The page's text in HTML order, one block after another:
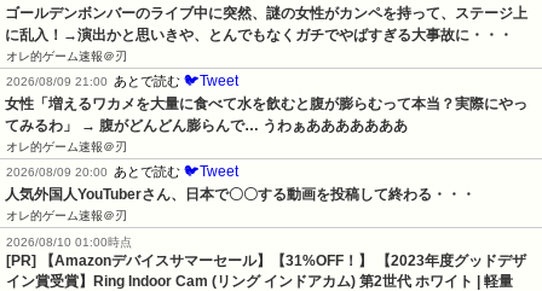
ゴールデンボンバーのライブ中に突然、謎の女性がカンペを持って、ステージ上
に乱入！→演出かと思いきや、とんでもなくガチでやばすぎる大事故に・・・
オレ的ゲーム速報＠刃
2026/08/09 21:00
あとで読む 🐦Tweet
女性「増えるワカメを大量に食べて水を飲むと腹が膨らむって本当？実際にやっ
てみるわ」 → 腹がどんどん膨らんで… うわぁあああああああ
オレ的ゲーム速報＠刃
2026/08/09 20:00
あとで読む 🐦Tweet
人気外国人YouTuberさん、日本で〇〇する動画を投稿して終わる・・・
オレ的ゲーム速報＠刃
2026/08/10 01:00時点
[PR] 【Amazonデバイスサマーセール】【31%OFF！】 【2023年度グッドデザ
イン賞受賞】Ring Indoor Cam (リング インドアカム) 第2世代 ホワイト | 軽量